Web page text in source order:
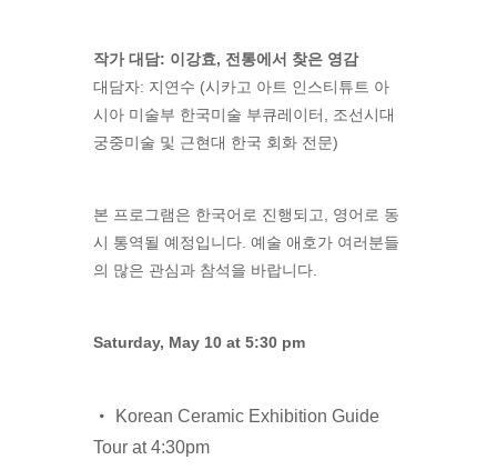
작가 대담: 이강효, 전통에서 찾은 영감
대담자: 지연수 (시카고 아트 인스티튜트 아
시아 미술부 한국미술 부큐레이터, 조선시대
궁중미술 및 근현대 한국 회화 전문)
본 프로그램은 한국어로 진행되고, 영어로 동
시 통역될 예정입니다. 예술 애호가 여러분들
의 많은 관심과 참석을 바랍니다.
Saturday, May 10 at 5:30 pm
Korean Ceramic Exhibition Guide
Tour at 4:30pm